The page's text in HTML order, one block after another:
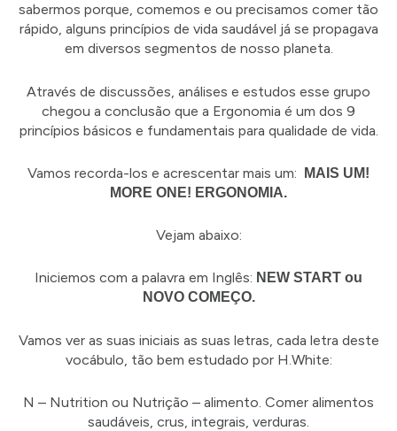
sabermos porque, comemos e ou precisamos comer tão
rápido, alguns princípios de vida saudável já se propagava
em diversos segmentos de nosso planeta.
Através de discussões, análises e estudos esse grupo
chegou a conclusão que a Ergonomia é um dos 9
princípios básicos e fundamentais para qualidade de vida.
Vamos recorda-los e acrescentar mais um:
MAIS UM!
MORE ONE! ERGONOMIA.
Vejam abaixo:
Iniciemos com a palavra em Inglês: NEW START ou
NOVO COMEÇO.
Vamos ver as suas iniciais as suas letras, cada letra deste
vocábulo, tão bem estudado por H.White:
N – Nutrition ou Nutrição – alimento. Comer alimentos
saudáveis, crus, integrais, verduras.